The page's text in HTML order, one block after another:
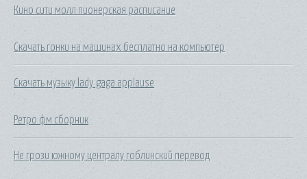
Кино сити молл пионерская расписание
Скачать гонки на машинах бесплатно на компьютер
Скачать музыку lady gaga applause
Ретро фм сборник
Не грози южному централу гоблинский перевод